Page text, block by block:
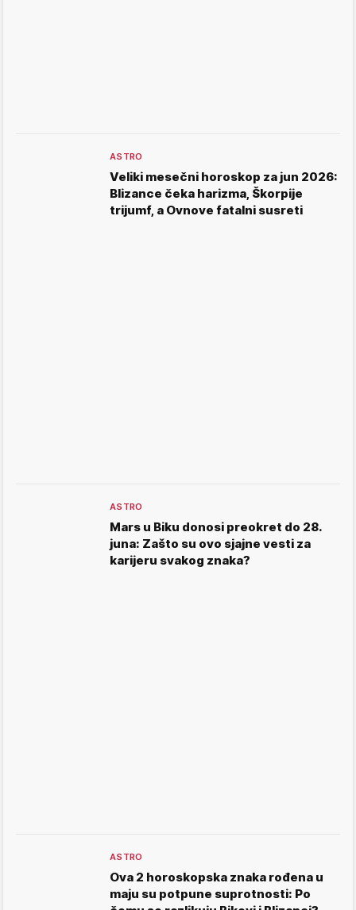
ASTRO
Veliki mesečni horoskop za jun 2026:
Blizance čeka harizma, Škorpije
trijumf, a Ovnove fatalni susreti
ASTRO
Mars u Biku donosi preokret do 28.
juna: Zašto su ovo sjajne vesti za
karijeru svakog znaka?
ASTRO
Ova 2 horoskopska znaka rođena u
maju su potpune suprotnosti: Po